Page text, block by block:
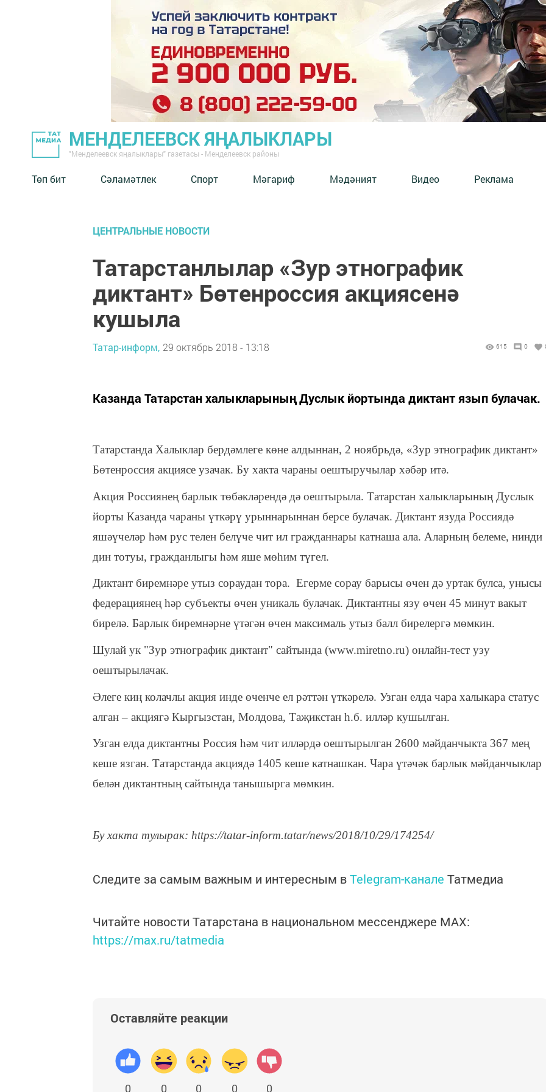
МЕНДЕЛЕЕВСК ЯҢАЛЫКЛАРЫ
"Менделеевск яңалыклары" газетасы - Менделеевск районы
Төп бит Сәламәтлек Спорт Мәгариф Мәдәният Видео Реклама
ЦЕНТРАЛЬНЫЕ НОВОСТИ
Татарстанлылар «Зур этнографик
диктант» Бөтенроссия акциясенә
кушыла
Татар-информ, 29 октябрь 2018 - 13:18 615 0
Казанда Татарстан халыкларының Дуслык йортында диктант язып булачак.
Татарстанда Халыклар бердәмлеге көне алдыннан, 2 ноябрьдә, «Зур этнографик диктант»
Бөтенроссия акциясе узачак. Бу хакта чараны оештыручылар хәбәр итә.
Акция Россиянең барлык төбәкләрендә дә оештырыла. Татарстан халыкларының Дуслык
йорты Казанда чараны үткәрү урыннарыннан берсе булачак. Диктант язуда Россиядә
яшәүчеләр һәм рус телен белүче чит ил гражданнары катнаша ала. Аларның белеме, нинди
дин тотуы, гражданлыгы һәм яше мөһим түгел.
Диктант биремнәре утыз сораудан тора. Егерме сорау барысы өчен дә уртак булса, унысы
федерациянең һәр субъекты өчен уникаль булачак. Диктантны язу өчен 45 минут вакыт
бирелә. Барлык биремнәрне үтәгән өчен максималь утыз балл бирелергә мөмкин.
Шулай ук "Зур этнографик диктант" сайтында (www.miretno.ru) онлайн-тест узу
оештырылачак.
Әлеге киң колачлы акция инде өченче ел рәттән үткәрелә. Узган елда чара халыкара статус
алган – акциягә Кыргызстан, Молдова, Таҗикстан һ.б. илләр кушылган.
Узган елда диктантны Россия һәм чит илләрдә оештырылган 2600 мәйданчыкта 367 мең
кеше язган. Татарстанда акциядә 1405 кеше катнашкан. Чара үтәчәк барлык мәйданчыклар
белән диктантның сайтында танышырга мөмкин.
Бу хакта тулырак: https://tatar-inform.tatar/news/2018/10/29/174254/
Следите за самым важным и интересным вTelegram-канале Татмедиа
Читайте новости Татарстана в национальном мессенджере MАХ:
https://max.ru/tatmedia
Оставляйте реакции
0 0 0 0 0